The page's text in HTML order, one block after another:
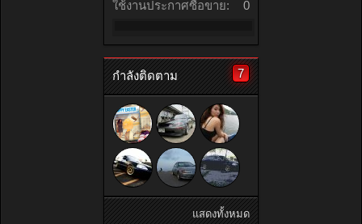
ใช้งานประกาศซื้อขาย: 0
กำลังติดตาม 7
แสดงทั้งหมด